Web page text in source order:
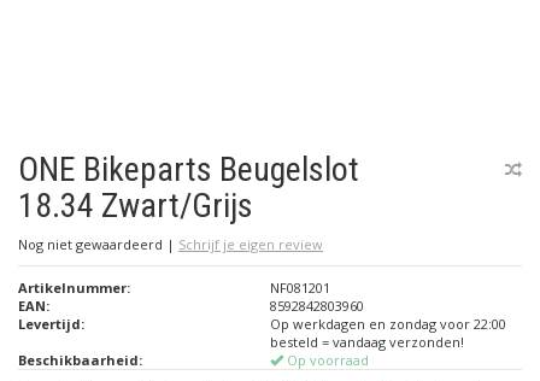
ONE Bikeparts Beugelslot
18.34 Zwart/Grijs
Nog niet gewaardeerd | Schrijf je eigen review
Artikelnummer:
NF081201
EAN:
8592842803960
Levertijd:
Op werkdagen en zondag voor 22:00
besteld = vandaag verzonden!
Beschikbaarheid:
Op voorraad